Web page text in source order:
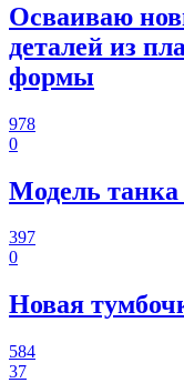
Осваиваю
деталей из
формы
978
0
Модель
397
0
Новая
584
37